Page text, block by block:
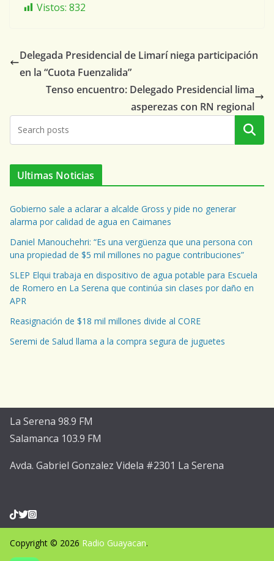
Vistos: 832
Delegada Presidencial de Limarí niega participación
en la “Cuota Fuenzalida”
Tenso encuentro: Delegado Presidencial lima
asperezas con RN regional
Buscar
Ultimas Noticias
Gobierno sale a aclarar a alcalde Gross y pide no generar
alarma por calidad de agua en Caimanes
Daniel Manouchehri: “Es una vergüenza que una persona con
una propiedad de $5 mil millones no pague contribuciones”
SLEP Elqui trabaja en dispositivo de agua potable para Escuela
de Romero en La Serena que continúa sin clases por daño en
APR
Reasignación de $18 mil millones divide al CORE
Seremi de Salud llama a la compra segura de juguetes
La Serena 98.9 FM
Salamanca 103.9 FM
Avda. Gabriel Gonzalez Videla #2301 La Serena
Copyright © 2026 Radio Guayacan.